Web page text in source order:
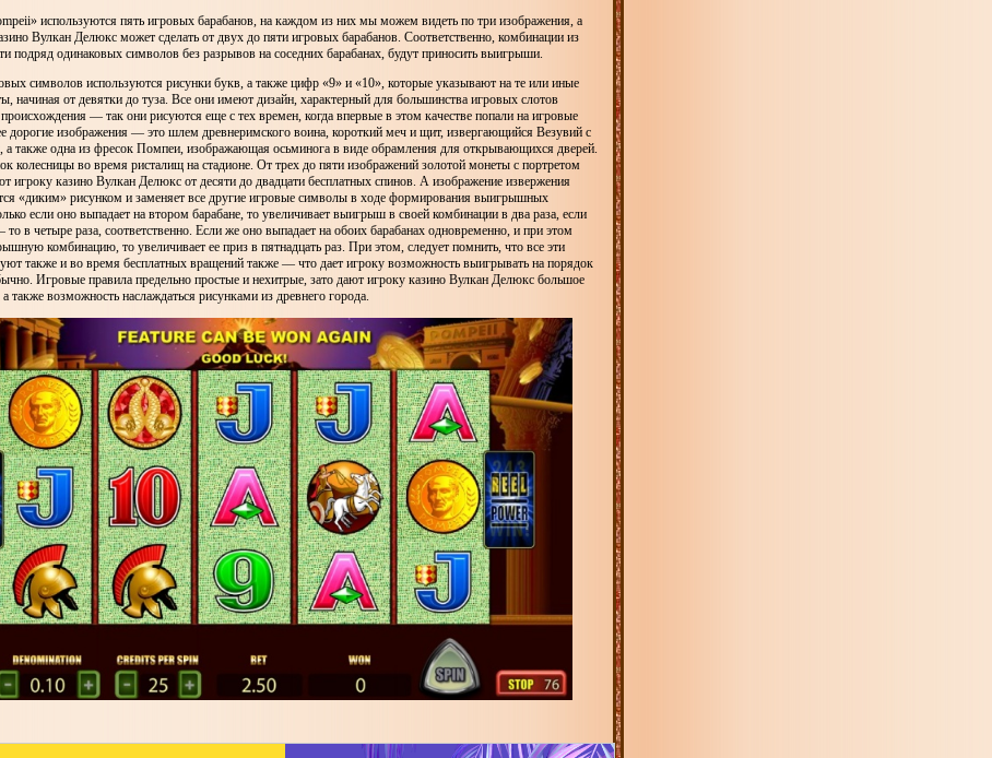
используются пять игровых барабанов, на каждом из них мы можем видеть по три изображения, а
Вулкан Делюкс может сделать от двух до пяти игровых барабанов. Соответственно, комбинации из
подряд одинаковых символов без разрывов на соседних барабанах, будут приносить выигрыши.
символов используются рисунки букв, а также цифр «9» и «10», которые указывают на те или иные
начиная от девятки до туза. Все они имеют дизайн, характерный для большинства игровых слотов
— так они рисуются еще с тех времен, когда впервые в этом качестве попали на игровые
дорогие изображения — это шлем древнеримского воина, короткий меч и щит, извергающийся Везувий с
а также одна из фресок Помпеи, изображающая осьминога в виде обрамления для открывающихся дверей.
колесницы во время ристалищ на стадионе. От трех до пяти изображений золотой монеты с портретом
игроку казино Вулкан Делюкс от десяти до двадцати бесплатных спинов. А изображение извержения
«диким» рисунком и заменяет все другие игровые символы в ходе формирования выигрышных
если оно выпадает на втором барабане, то увеличивает выигрыш в своей комбинации в два раза, если
в четыре раза, соответственно. Если же оно выпадает на обоих барабанах одновременно, и при этом
комбинацию, то увеличивает ее приз в пятнадцать раз. При этом, следует помнить, что все эти
также и во время бесплатных вращений также — что дает игроку возможность выигрывать на порядок
Игровые правила предельно простые и нехитрые, зато дают игроку казино Вулкан Делюкс большое
также возможность наслаждаться рисунками из древнего города.